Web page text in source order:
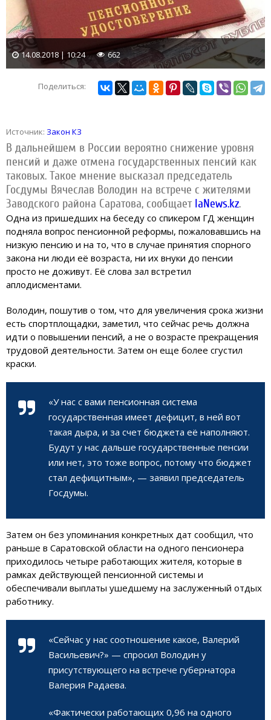
14.08.2018 | 10:24 662
Поделиться:
Источник: Закон КЗ
В дальнейшем в России вероятно снижение уровня
пенсий и даже отмена государственных пенсий как
таковых. Такое мнение высказал председатель
Госдумы Вячеслав Володин на встрече с жителями
Заводского района Саратова, сообщает IaNews.kz.
Одна из пришедших на беседу со спикером ГД женщин
подняла вопрос пенсионной реформы, пожаловавшись на
низкую пенсию и на то, что в случае принятия спорного
закона ни люди её возраста, ни их внуки до пенсии
просто не доживут. Её слова зал встретил
аплодисментами.
Володин, пошутив о том, что для увеличения срока жизни
есть спортплощадки, заметил, что сейчас речь должна
идти о повышении пенсий, а не о возрасте прекращения
трудовой деятельности. Затем он еще более сгустил
краски.
«У нас с вами пенсионная система
государственная имеет дефицит, в ней вот
такая дыра, и за счет бюджета её наполняют.
Будут у нас дальше государственные пенсии
или нет, это тоже вопрос, потому что бюджет
стал дефицитным», — заявил председатель
Госдумы.
Затем он без упоминания конкретных дат сообщил, что
раньше в Саратовской области на одного пенсионера
приходилось четыре работающих жителя, которые в
рамках действующей пенсионной системы и
обеспечивали выплаты ушедшему на заслуженный отдых
работнику.
«Сейчас у нас соотношение какое, Валерий
Васильевич?» — спросил Володин у
присутствующего на встрече губернатора
Валерия Радаева.
«Фактически работающих 0,96 на одного